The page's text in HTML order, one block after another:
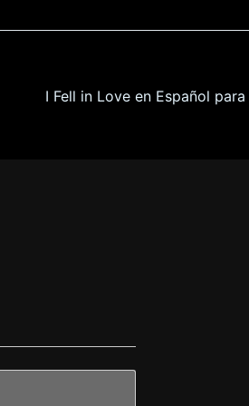
I Fell in Love en Español